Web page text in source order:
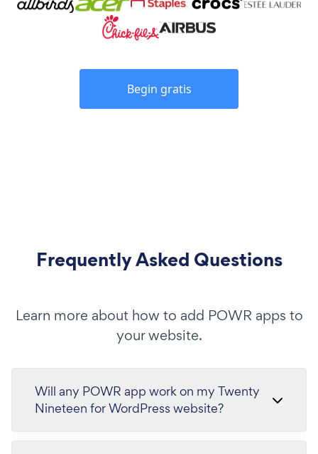
Begin gratis
Frequently Asked Questions
Learn more about how to add POWR apps to
your website.
Will any POWR app work on my Twenty
Nineteen for WordPress website?